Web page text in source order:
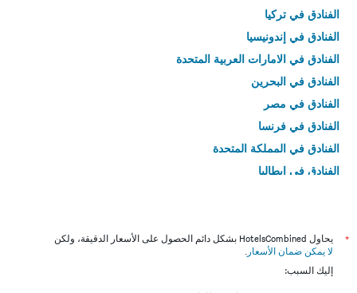
الفنادق في تركيا
الفنادق في إندونيسيا
الفنادق في الامارات العربية المتحدة
الفنادق في البحرين
الفنادق في مصر
الفنادق في فرنسا
الفنادق في المملكة المتحدة
الفنادق في إيطاليا
*
يحاول HotelsCombined بشكل دائم الحصول على الأسعار الدقيقة، ولكن
لا يمكن ضمان الأسعار .
إليك السبب: